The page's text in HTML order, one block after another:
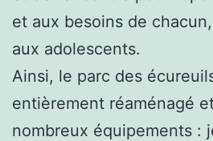
et aux besoins de
aux adolescents.
Ainsi, le parc des
entièrement réaménagé
nombreux équipements :